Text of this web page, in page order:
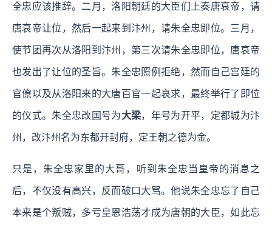
全忠应该推辞。二月，洛阳朝廷的大臣们上奏唐哀帝，请
唐哀帝让位，然后一起来到汴州，请朱全忠即位。三月，
使节团再次从洛阳到汴州，第三次请朱全忠即位，唐哀帝
也发出了让位的圣旨。朱全忠照例拒绝，然而自己宫廷的
官僚以及从洛阳来的大唐百官一起哀求，最终举行了即位
的仪式。朱全忠改国号为大梁，年号为开平，定都城为汴
州，改汴州名为东都开封府，定王朝之德为金。
只是，朱全忠家里的大哥，听到朱全忠当皇帝的消息之
后，不仅没有高兴，反而破口大骂。他说朱全忠忘了自己
本来是个叛贼，多亏皇恩浩荡才成为唐朝的大臣，如此忘